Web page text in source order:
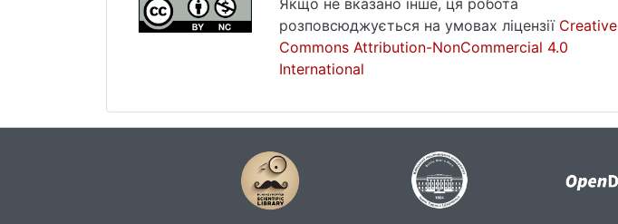
Якщо не вказано інше, ця робота
розповсюджується на умовах ліцензії Creative
Commons Attribution-NonCommercial 4.0
International